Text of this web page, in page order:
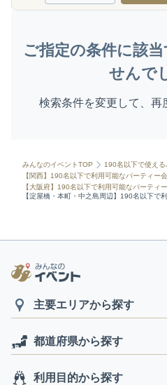
ご指定の条件に該
せんで
検索条件を変更して、再
みんなのイベントTOP
190名以下で使え
【関西】190名以下で利用可能なパーティー
【大阪府】190名以下で利用可能なパーティ
【淀屋橋・本町・中之島周辺】190名以下で
主要エリアから探す
都道府県から探す
利用目的から探す